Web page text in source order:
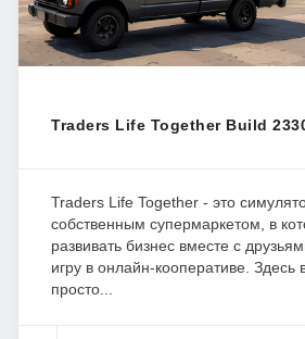
Traders Life Together Build
Traders Life Together - это
собственным супермаркетом, в
развивать бизнес вместе с
игру в онлайн-кооперативе. Здесь
просто...